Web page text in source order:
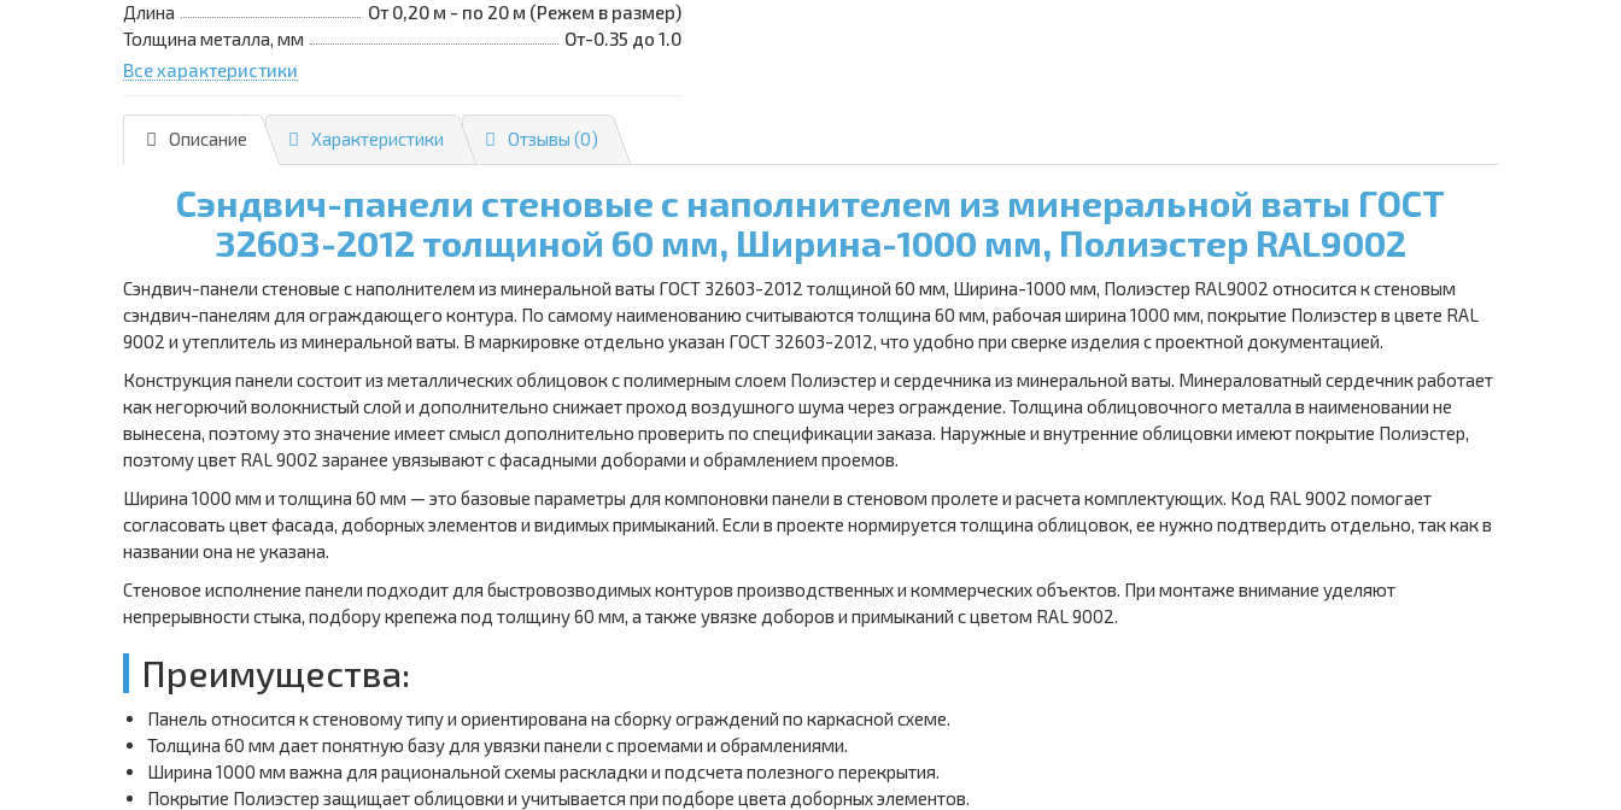
Длина
От 0,20 м - по 20 м (Режем в размер)
Толщина металла, мм
От-0.35 до 1.0
Все характеристики
Описание Характеристики Отзывы (0)
Сэндвич-панели стеновые с наполнителем из минеральной ваты ГОСТ
32603-2012 толщиной 60 мм, Ширина-1000 мм, Полиэстер RAL9002
Сэндвич-панели стеновые с наполнителем из минеральной ваты ГОСТ 32603-2012 толщиной 60 мм, Ширина-1000 мм, Полиэстер RAL9002 относится к стеновым
сэндвич-панелям для ограждающего контура. По самому наименованию считываются толщина 60 мм, рабочая ширина 1000 мм, покрытие Полиэстер в цвете RAL
9002 и утеплитель из минеральной ваты. В маркировке отдельно указан ГОСТ 32603-2012, что удобно при сверке изделия с проектной документацией.
Конструкция панели состоит из металлических облицовок с полимерным слоем Полиэстер и сердечника из минеральной ваты. Минераловатный сердечник работает
как негорючий волокнистый слой и дополнительно снижает проход воздушного шума через ограждение. Толщина облицовочного металла в наименовании не
вынесена, поэтому это значение имеет смысл дополнительно проверить по спецификации заказа. Наружные и внутренние облицовки имеют покрытие Полиэстер,
поэтому цвет RAL 9002 заранее увязывают с фасадными доборами и обрамлением проемов.
Ширина 1000 мм и толщина 60 мм — это базовые параметры для компоновки панели в стеновом пролете и расчета комплектующих. Код RAL 9002 помогает
согласовать цвет фасада, доборных элементов и видимых примыканий. Если в проекте нормируется толщина облицовок, ее нужно подтвердить отдельно, так как в
названии она не указана.
Стеновое исполнение панели подходит для быстровозводимых контуров производственных и коммерческих объектов. При монтаже внимание уделяют
непрерывности стыка, подбору крепежа под толщину 60 мм, а также увязке доборов и примыканий с цветом RAL 9002.
Преимущества:
Панель относится к стеновому типу и ориентирована на сборку ограждений по каркасной схеме.
Толщина 60 мм дает понятную базу для увязки панели с проемами и обрамлениями.
Ширина 1000 мм важна для рациональной схемы раскладки и подсчета полезного перекрытия.
Покрытие Полиэстер защищает облицовки и учитывается при подборе цвета доборных элементов.